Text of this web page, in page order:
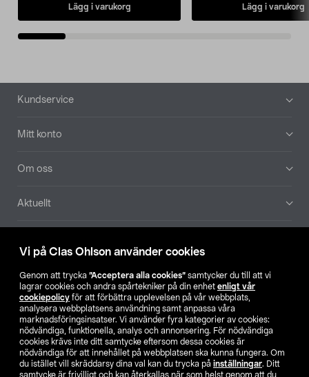
Vi på Clas Ohlson använder cookies
Genom att trycka ”Acceptera alla cookies” samtycker du till att vi
lagrar cookies och andra spårtekniker på din enhet enligt vår
cookiepolicy för att förbättra upplevelsen på vår webbplats,
analysera webbplatsens användning samt anpassa våra
marknadsföringsinsatser. Vi använder fyra kategorier av cookies:
nödvändiga, funktionella, analys och annonsering. För nödvändiga
cookies krävs inte ditt samtycke eftersom dessa cookies är
nödvändiga för att innehållet på webbplatsen ska kunna fungera. Om
du istället vill skräddarsy dina val kan du trycka på inställningar. Ditt
samtycke är frivilligt och kan återkallas när som helst genom att du
Lägg i varukorg Lägg i varukorg
Sidfot
Kundservice
Mitt konto
Om oss
Aktuellt
Hitta butik
SE NO FI